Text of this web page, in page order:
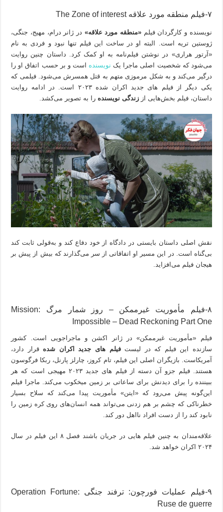
۷-فیلم منطقه مورد علاقه The Zone of interest
نویسنده و کارگردان فیلم «منطقه مورد علاقه» در ژانر درام، مهیج، جنگی،
ژوستین تریه است. البته او در ساخت این فیلم تنها نبود و فردی به نام
«آرتور هراری» در نوشتن فیلم‌نامه به او کمک کرد. داستان چنین روایت
می‌شود که شخصیت اصلی ماجرا یک نویسنده است و بر حسب اتفاق او را
درگیر می‌کند و به شکل مرموزی متهم به قتل همسرش می‌شود. فیلمی که
یکی دیگر از فیلم های جدید اکران شده ۲۰۲۳ است. در ادامه روایت
داستان، فیلم بخش‌هایی اززندگی نویسنده را به تصویر می‌کشد.
نقش اصلی داستان بایستی در دادگاه از خود دفاع کند و به‌قولی ثابت کند
بی‌گناه است. در این مسیر او اتفاقاتی از سر می‌گذارند که بیش از پیش بر
هیجان فیلم می‌افزاید.
۸-فیلم مأموریت غیرممکن – روز شمار مرگ Mission:
Impossible – Dead Reckoning Part One
فیلم «مأموریت غیرممکن» در ژانر اکشن و ماجراجویی است. کشور
سازنده این فیلم که در لیستفیلم های جدید اکران شده قرار دارد،
آمریکاست. بازیگران اصلی این فیلم، تام کروز، چارلز پارنل، ربکا فرگوسون
هستند. فیلم جزو آن دسته از فیلم های جدید ۲۰۲۳ مهیجی است که هر
ببیننده را برای دیدنش برای ساعاتی بر زمین میخکوب می‌کند. ماجرا فیلم
این‌گونه پیش می‌رود که «ایتن» مأموریت پیدا می‌کند که سلاح بسیار
خطرناکی که چشم بر هم زدنی می‌تواند همه انسان‌های روی کره زمین را
نابود کند را از دست افراد نا‌‌اهل دور کند.
علاقه‌مندان به چنین فیلم هایی در جریان باشند فصل ۸ این فیلم در سال
۲۰۲۴ اکران خواهد شد.
۹-فیلم عملیات فورچون: ترفند جنگی Operation Fortune:
Ruse de guerre